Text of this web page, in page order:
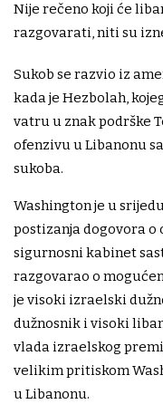
Nije rečeno koji će
razgovarati, niti su
Sukob se razvio iz
kada je Hezbolah,
vatru u znak podrške
ofenzivu u Libanonu
sukoba.
Washington je u
postizanja dogovora o
sigurnosni kabinet
razgovarao o
je visoki izraelski
dužnosnik i visoki
vlada izraelskog
velikim pritiskom
u Libanonu.